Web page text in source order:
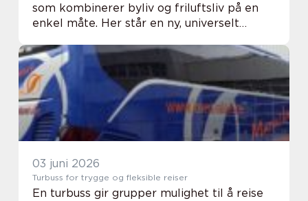
som kombinerer byliv og friluftsliv på en
enkel måte. Her står en ny, universelt
over elva som et tydelig eksempel på
hvordan god arkite...
03 juni 2026
Turbuss for trygge og fleksible reiser
En turbuss gir grupper mulighet til å reise